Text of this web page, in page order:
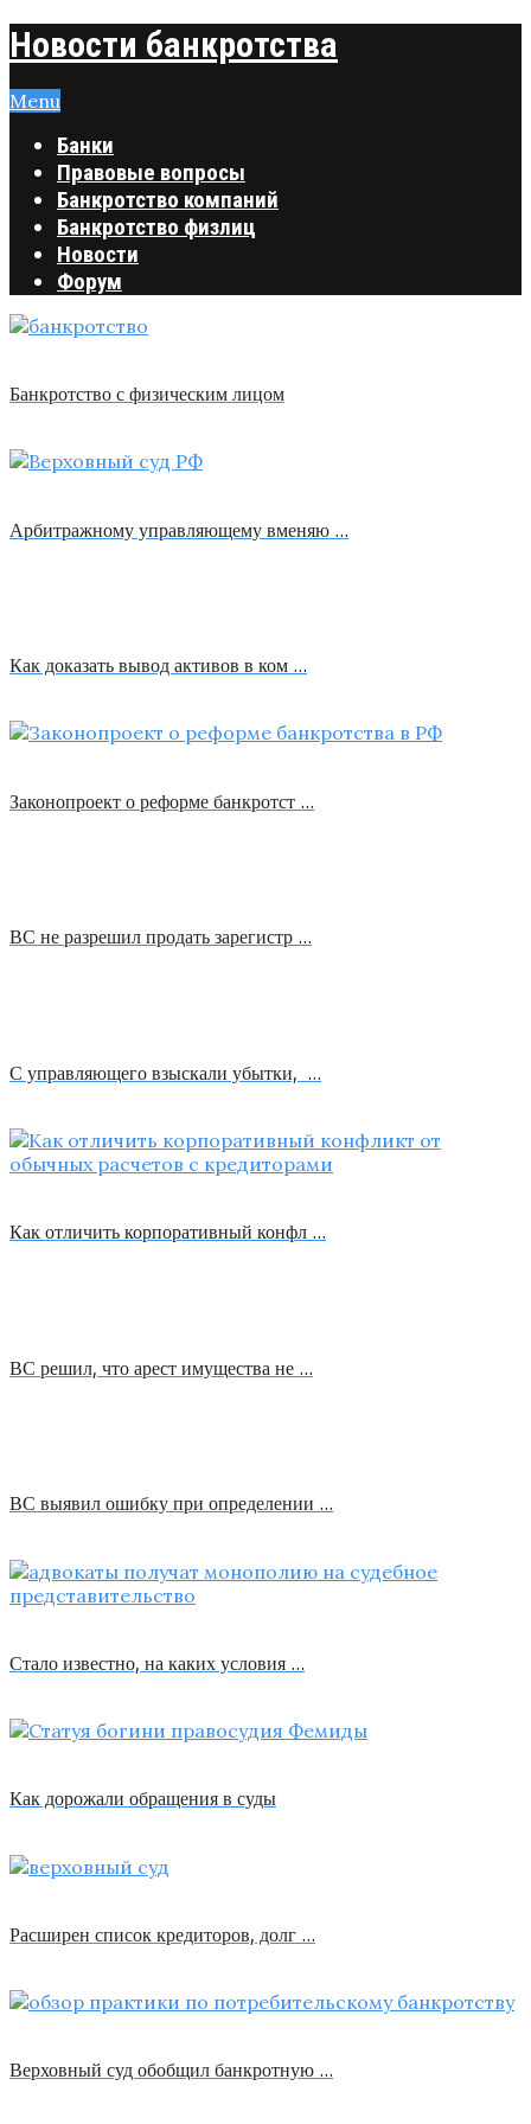
Новости банкротства
Menu
Банки
Правовые вопросы
Банкротство компаний
Банкротство физлиц
Новости
Форум
Банкротство с физическим лицом
Арбитражному управляющему вменяю …
Как доказать вывод активов в ком …
Законопроект о реформе банкротст …
ВС не разрешил продать зарегистр …
С управляющего взыскали убытки, …
Как отличить корпоративный конфл …
ВС решил, что арест имущества не …
ВС выявил ошибку при определении …
Стало известно, на каких условия …
Как дорожали обращения в суды
Расширен список кредиторов, долг …
Верховный суд обобщил банкротную …